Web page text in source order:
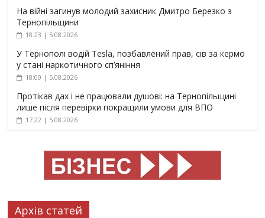
На війні загинув молодий захисник Дмитро Березко з
Тернопільщини
18:23 | 5.08.2026
У Тернополі водій Tesla, позбавлений прав, сів за кермо
у стані наркотичного сп’яніння
18:00 | 5.08.2026
Протікав дах і не працювали душові: на Тернопільщині
лише після перевірки покращили умови для ВПО
17:22 | 5.08.2026
Архів статей